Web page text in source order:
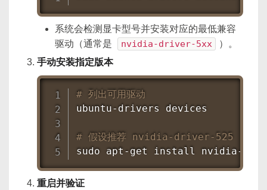
系统会检测显卡型号并安装对应的最低兼容
驱动（通常是
nvidia-driver-5xx
）。
手动安装指定版本
# 列出可用驱动
ubuntu-drivers devices
# 假设推荐 nvidia-driver-525
sudo
apt-get install nvidia-
重启并验证